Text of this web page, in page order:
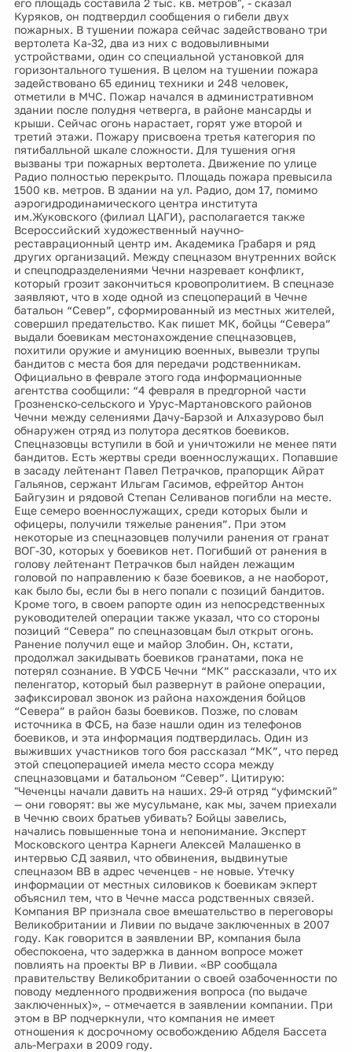
Куряков, он подтвердил сообщения о гибели двух
пожарных. В тушении пожара сейчас задействовано три
вертолета Ка-32, два из них с водовыливными
устройствами, один со специальной установкой для
горизонтального тушения. В целом на тушении пожара
задействовано 65 единиц техники и 248 человек,
отметили в МЧС. Пожар начался в административном
здании после полудня четверга, в районе мансарды и
крыши. Сейчас огонь нарастает, горят уже второй и
третий этажи. Пожару присвоена третья категория по
пятибалльной шкале сложности. Для тушения огня
вызваны три пожарных вертолета. Движение по улице
Радио полностью перекрыто. Площадь пожара превысила
1500 кв. метров. В здании на ул. Радио, дом 17, помимо
аэрогидродинамического центра института
им.Жуковского (филиал ЦАГИ), располагается также
Всероссийский художественный научно-
реставрационный центр им. Академика Грабаря и ряд
других организаций. Между спецназом внутренних войск
и спецподразделениями Чечни назревает конфликт,
который грозит закончиться кровопролитием. В спецназе
заявляют, что в ходе одной из спецопераций в Чечне
батальон “Север”, сформированный из местных жителей,
совершил предательство. Как пишет МК, бойцы “Севера”
выдали боевикам местонахождение спецназовцев,
похитили оружие и амуницию военных, вывезли трупы
бандитов с места боя для передачи родственникам.
Официально в феврале этого года информационные
агентства сообщили: “4 февраля в предгорной части
Грозненско-сельского и Урус-Мартановского районов
Чечни между селениями Дачу-Барзой и Алхазурово был
обнаружен отряд из полутора десятков боевиков.
Спецназовцы вступили в бой и уничтожили не менее пяти
бандитов. Есть жертвы среди военнослужащих. Попавшие
в засаду лейтенант Павел Петрачков, прапорщик Айрат
Гальянов, сержант Ильгам Гасимов, ефрейтор Антон
Байгузин и рядовой Степан Селиванов погибли на месте.
Еще семеро военнослужащих, среди которых были и
офицеры, получили тяжелые ранения”. При этом
некоторые из спецназовцев получили ранения от гранат
ВОГ-30, которых у боевиков нет. Погибший от ранения в
голову лейтенант Петрачков был найден лежащим
головой по направлению к базе боевиков, а не наоборот,
как было бы, если бы в него попали с позиций бандитов.
Кроме того, в своем рапорте один из непосредственных
руководителей операции также указал, что со стороны
позиций “Севера” по спецназовцам был открыт огонь.
Ранение получил еще и майор Злобин. Он, кстати,
продолжал закидывать боевиков гранатами, пока не
потерял сознание. В УФСБ Чечни “МК” рассказали, что их
пеленгатор, который был развернут в районе операции,
зафиксировал звонок из района нахождения бойцов
“Севера” в район базы боевиков. Позже, по словам
источника в ФСБ, на базе нашли один из телефонов
боевиков, и эта информация подтвердилась. Один из
выживших участников того боя рассказал “МК”, что перед
этой спецоперацией имела место ссора между
спецназовцами и батальоном “Север”. Цитирую:
"Чеченцы начали давить на наших. 29-й отряд “уфимский”
— они говорят: вы же мусульмане, как мы, зачем приехали
в Чечню своих братьев убивать? Бойцы завелись,
начались повышенные тона и непонимание. Эксперт
Московского центра Карнеги Алексей Малашенко в
интервью СД заявил, что обвинения, выдвинутые
спецназом ВВ в адрес чеченцев - не новые. Утечку
информации от местных силовиков к боевикам экперт
объяснил тем, что в Чечне масса родственных связей.
Компания ВР признала свое вмешательство в переговоры
Великобритании и Ливии по выдаче заключенных в 2007
году. Как говорится в заявлении ВР, компания была
обеспокоена, что задержка в данном вопросе может
повлиять на проекты ВР в Ливии. «ВР сообщала
правительству Великобритании о своей озабоченности по
поводу медленного продвижения вопроса (по выдаче
заключенных)», – отмечается в заявлении компании. При
этом в ВР подчеркнули, что компания не имеет
отношения к досрочному освобождению Абделя Бассета
аль-Меграхи в 2009 году.